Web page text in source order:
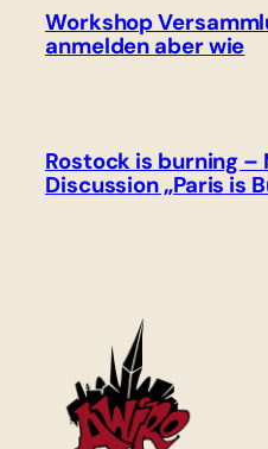
Workshop
anmelden aber wie
Rostock is burning –
Discussion „Paris is